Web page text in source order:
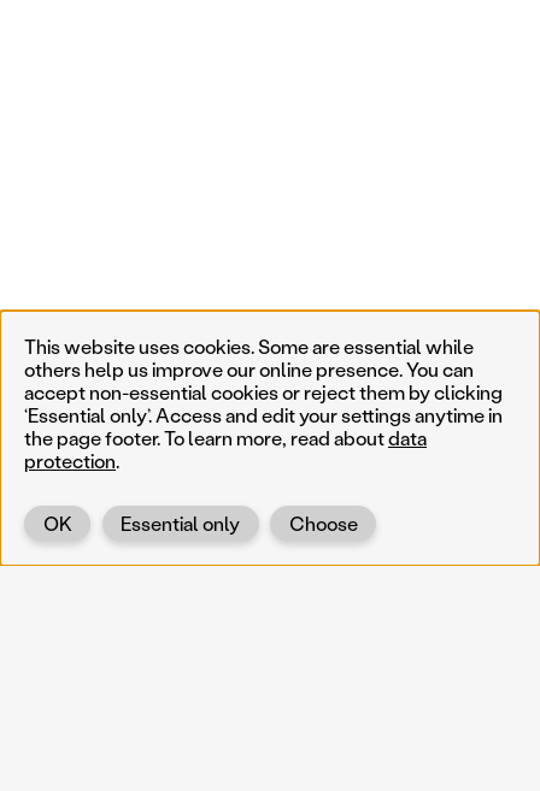
This website uses cookies. Some are essential while
others help us improve our online presence. You can
accept non-essential cookies or reject them by clicking
‘Essential only’. Access and edit your settings anytime in
the page footer. To learn more, read aboutdata
protection.
Choose
Essential only
OK